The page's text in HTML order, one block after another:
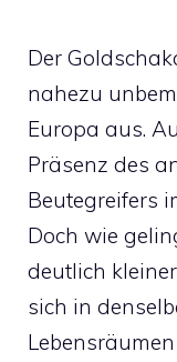
Der
nahezu
Europa aus.
Präsenz des
Beutegreifers
Doch wie
deutlich
sich in